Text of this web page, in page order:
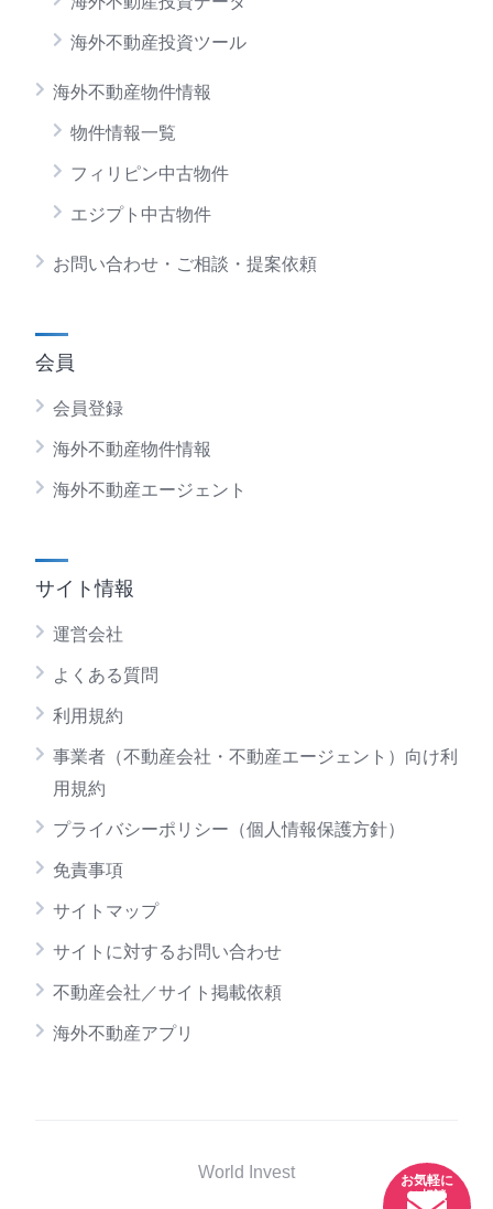
海外不動産投資ツール
海外不動産物件情報
物件情報一覧
フィリピン中古物件
エジプト中古物件
お問い合わせ・ご相談・提案依頼
会員
会員登録
海外不動産物件情報
海外不動産エージェント
サイト情報
運営会社
よくある質問
利用規約
事業者（不動産会社・不動産エージェント）向け利
用規約
プライバシーポリシー（個人情報保護方針）
免責事項
サイトマップ
サイトに対するお問い合わせ
不動産会社／サイト掲載依頼
海外不動産アプリ
World Invest